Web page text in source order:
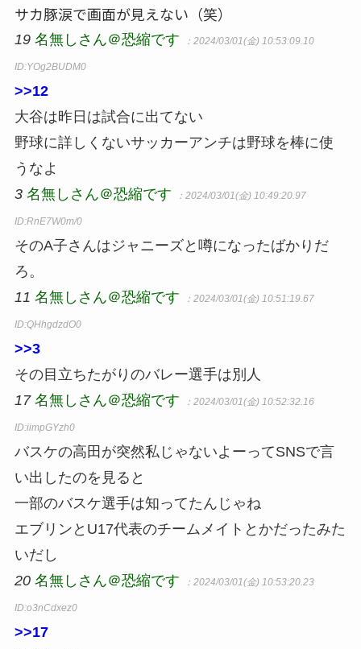
サカ豚涙で画面が見えない（笑）
19 名無しさん＠恐縮です ：2024/03/01(金) 10:53:09.10
ID:YOg2BUDM0
>>12
大谷は昨日は試合に出てない
野球に詳しくないサッカーアンチは野球を棒に使
うなよ
3 名無しさん＠恐縮です ：2024/03/01(金) 10:49:20.97
ID:RnE7W0m/0
そのA子さんはジャニーズと噂になったばかりだ
ろ。
11 名無しさん＠恐縮です ：2024/03/01(金) 10:51:19.67
ID:QHhgdzdO0
>>3
その目立ちたがりのバレー選手は別人
17 名無しさん＠恐縮です ：2024/03/01(金) 10:52:32.16
ID:iimpGYzh0
バスケの高田が突然私じゃないよーってSNSで言
い出したのを見ると
一部のバスケ選手は知ってたんじゃね
エブリンとU17代表のチームメイトとかだったみた
いだし
20 名無しさん＠恐縮です ：2024/03/01(金) 10:53:20.23
ID:o3nCdxez0
>>17